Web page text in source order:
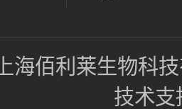
上海佰利莱生物科
技术